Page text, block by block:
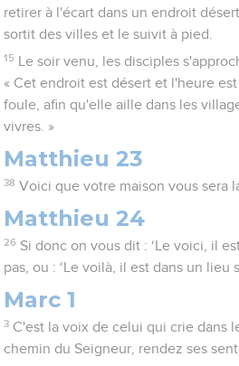
retirer à l'écart dans un endroit
sortit des villes et le suivit à pied.
15
Le soir venu, les disciples
« Cet endroit est désert et l'heure
foule, afin qu'elle aille dans les
vivres. »
Matthieu 23
38 Voici que votre maison vous sera
Matthieu 24
26 Si donc on vous dit : ‘Le voici, il
pas, ou : ‘Le voilà, il est dans un lieu
Marc 1
3 C'est la voix de celui qui crie dans
chemin du Seigneur, rendez ses